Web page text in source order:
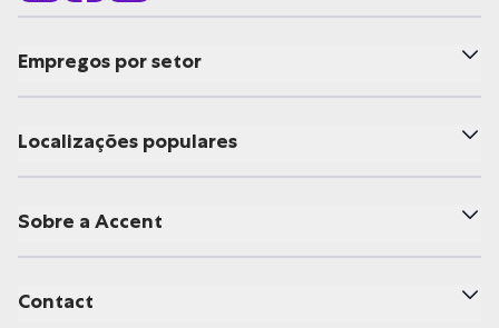
Empregos por setor
Localizações populares
Sobre a Accent
Contact